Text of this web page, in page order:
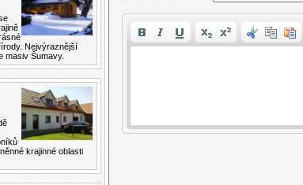
Nejvýraznější
masiv Šumavy.
krajinné oblasti